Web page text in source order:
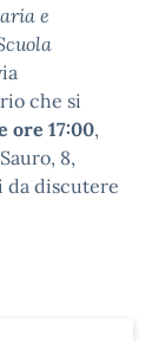
e
che si
ore 17:00,
8,
da discutere